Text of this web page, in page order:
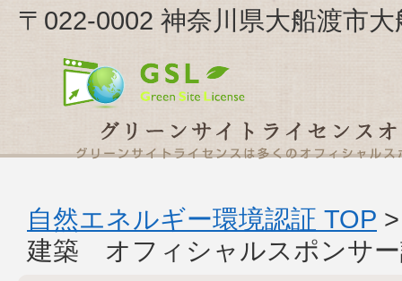
〒022-0002 神奈川県大船渡市
自然エネルギー環境認証 TOP
建築 オフィシャルスポンサ